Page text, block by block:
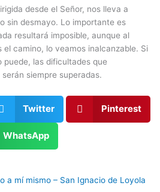
desde el Señor, nos lleva a
sin desmayo. Lo importante es
resultará imposible, aunque al
el camino, lo veamos inalcanzable. Si
las dificultades que
siempre superadas.
Twitter Pinterest
WhatsApp